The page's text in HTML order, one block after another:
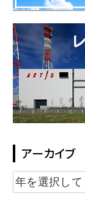
アーカイブ